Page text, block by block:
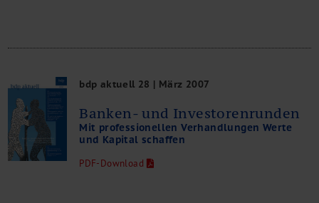
bdp aktuell 28 | März 2007
Banken- und Investorenrunden
Mit professionellen Verhandlungen Werte
und Kapital schaffen
PDF-Download